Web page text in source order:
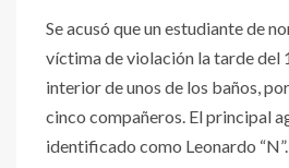
Se acusó que un estudiante de
víctima de violación la tarde del
interior de unos de los baños,
cinco compañeros. El principal
identificado como Leonardo “N”.